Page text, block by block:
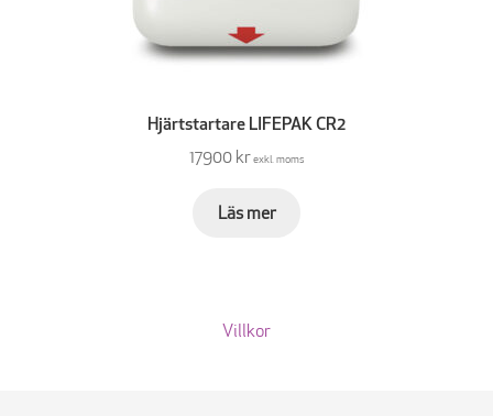
Hjärtstartare LIFEPAK CR2
17900 krexkl. moms
Läs mer
Villkor